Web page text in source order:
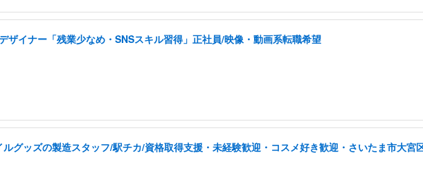
ザイナー「残業少なめ・SNSスキル習得」正社員/映像・動画系転職希望
ルグッズの製造スタッフ/駅チカ/資格取得支援・未経験歓迎・コスメ好き歓迎・さいたま市大宮